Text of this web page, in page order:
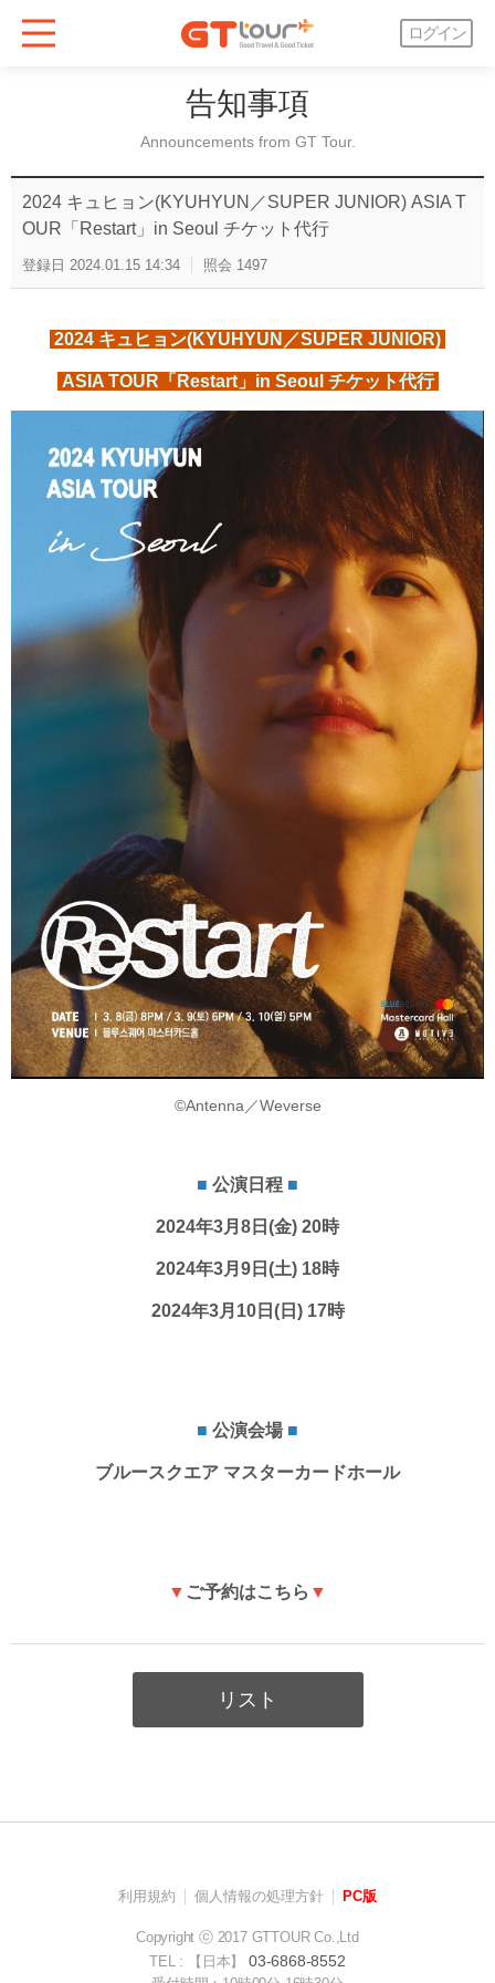
ログイン
告知事項
Announcements from GT Tour.
2024 キュヒョン(KYUHYUN／SUPER JUNIOR) ASIA T
OUR「Restart」in Seoul チケット代行
登録日 2024.01.15 14:34 照会 1497
2024 キュヒョン(KYUHYUN／SUPER JUNIOR)
ASIA TOUR「Restart」in Seoul チケット代行
©Antenna／Weverse
■ 公演日程 ■
2024年3月8日(金) 20時
2024年3月9日(土) 18時
2024年3月10日(日) 17時
■ 公演会場 ■
ブルースクエア マスターカードホール
▼ ご予約はこちら ▼
リスト
利用規約 個人情報の処理方針 PC版
Copyright ⓒ 2017 GTTOUR Co.,Ltd
TEL : 【日本】03-6868-8552